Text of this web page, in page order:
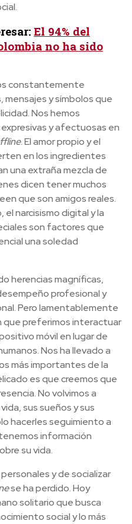
El 94% del
no ha sido
constantemente
y símbolos que
Nos hemos
y afectuosas en
. El amor propio y el
en los ingredientes
una extraña mezcla de
dicen tener muchos
que son amigos reales.
narcisismo digital y la
son factores que
una soledad
herencias magníficas,
profesional y
Pero lamentablemente
que preferimos interactuar
móvil en lugar de
Nos ha llevado a
más importantes de la
es que creemos que
No volvimos a
sus sueños y sus
hacerles seguimiento a
información
su vida.
y de socializar
se ha perdido. Hoy
solitario que busca
social y lo más